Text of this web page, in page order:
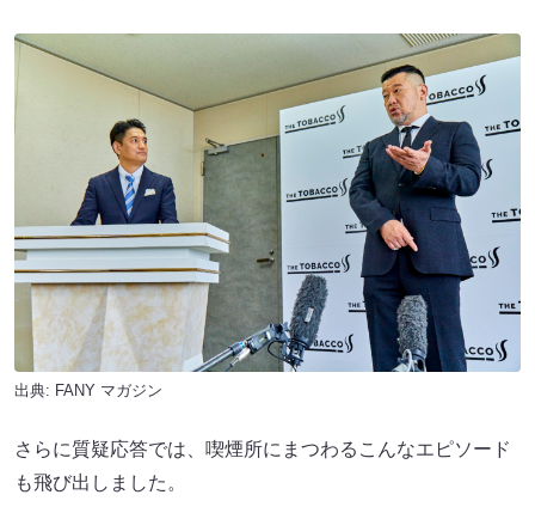
出典: FANY マガジン
さらに質疑応答では、喫煙所にまつわるこんなエピソード
も飛び出しました。